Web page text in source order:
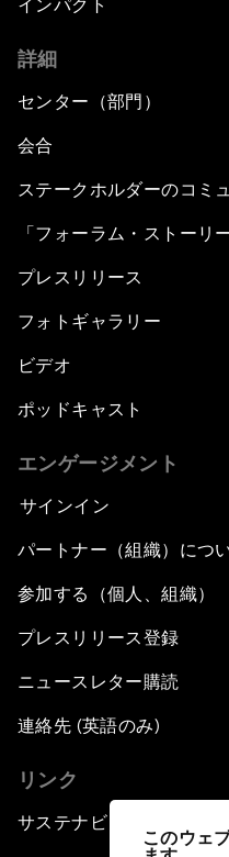
このウェ
インパクト
詳細
センター（部門）
会合
ステークホルダーのコミ
「フォーラム・ストーリー
プレスリリース
フォトギャラリー
ビデオ
ポッドキャスト
エンゲージメント
サインイン
パートナー（組織）につ
参加する（個人、組織）
プレスリリース登録
ニュースレター購読
連絡先 (英語のみ)
リンク
サステナビリティへの取り